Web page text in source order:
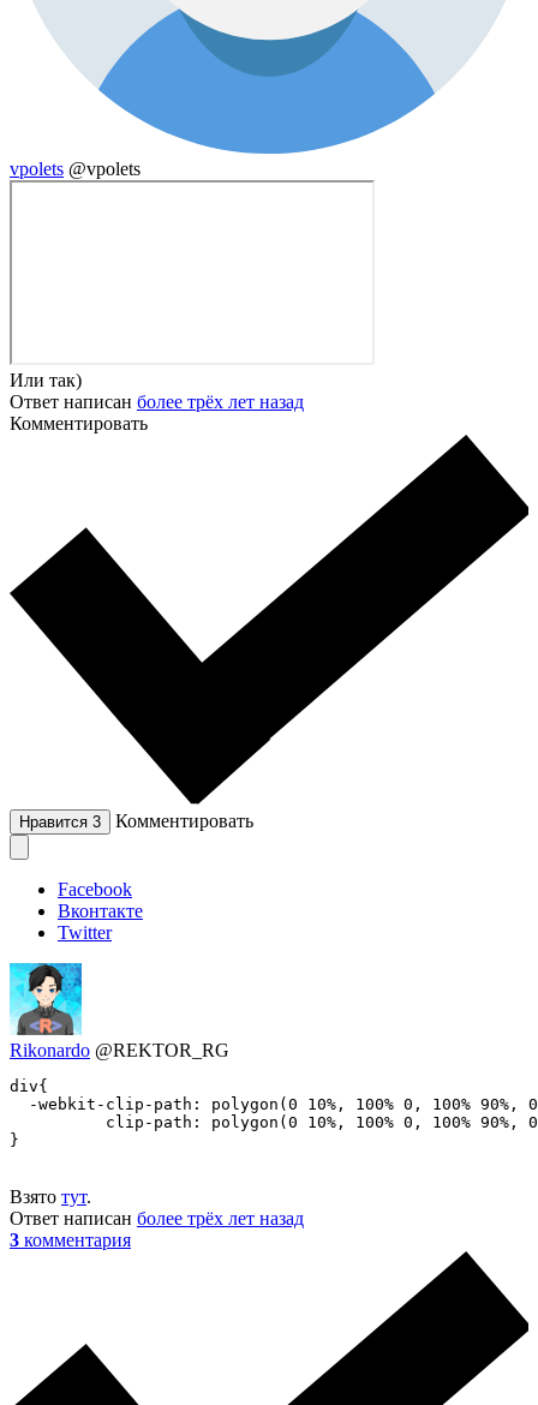
vpolets @vpolets
Или так)
Ответ написан более трёх лет назад
Комментировать
Нравится 3 Комментировать
Facebook
Вконтакте
Twitter
Rikonardo @REKTOR_RG
div{
-webkit-clip-path: polygon(0 10%, 100% 0, 100% 90%,
clip-path: polygon(0 10%, 100% 0, 100% 90%,
}
Взято тут.
Ответ написан более трёх лет назад
3 комментария